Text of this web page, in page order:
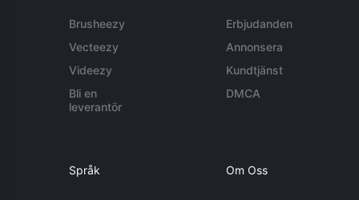
Brusheezy
Vecteezy
Videezy
Bli en
leverantör
Erbjudanden
Annonsera
Kundtjänst
DMCA
Språk Om Oss